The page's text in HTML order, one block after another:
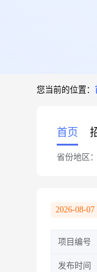
您当前的位置：
首页
省份地区：
2026-08-07
项目编号
发布时间